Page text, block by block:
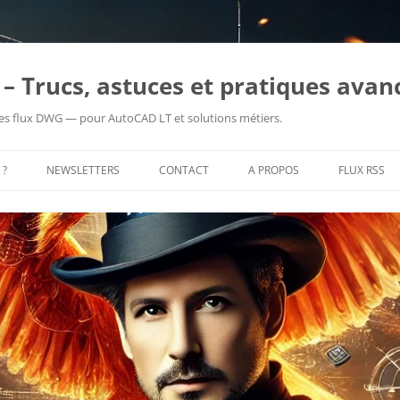
Trucs, astuces et pratiques
flux DWG — pour AutoCAD LT et solutions métiers.
NEWSLETTERS CONTACT
ME CONTACTER
A PROPOS FLUX RSS